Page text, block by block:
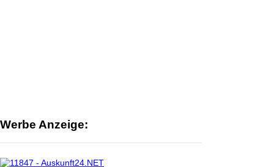
Werbe Anzeige: